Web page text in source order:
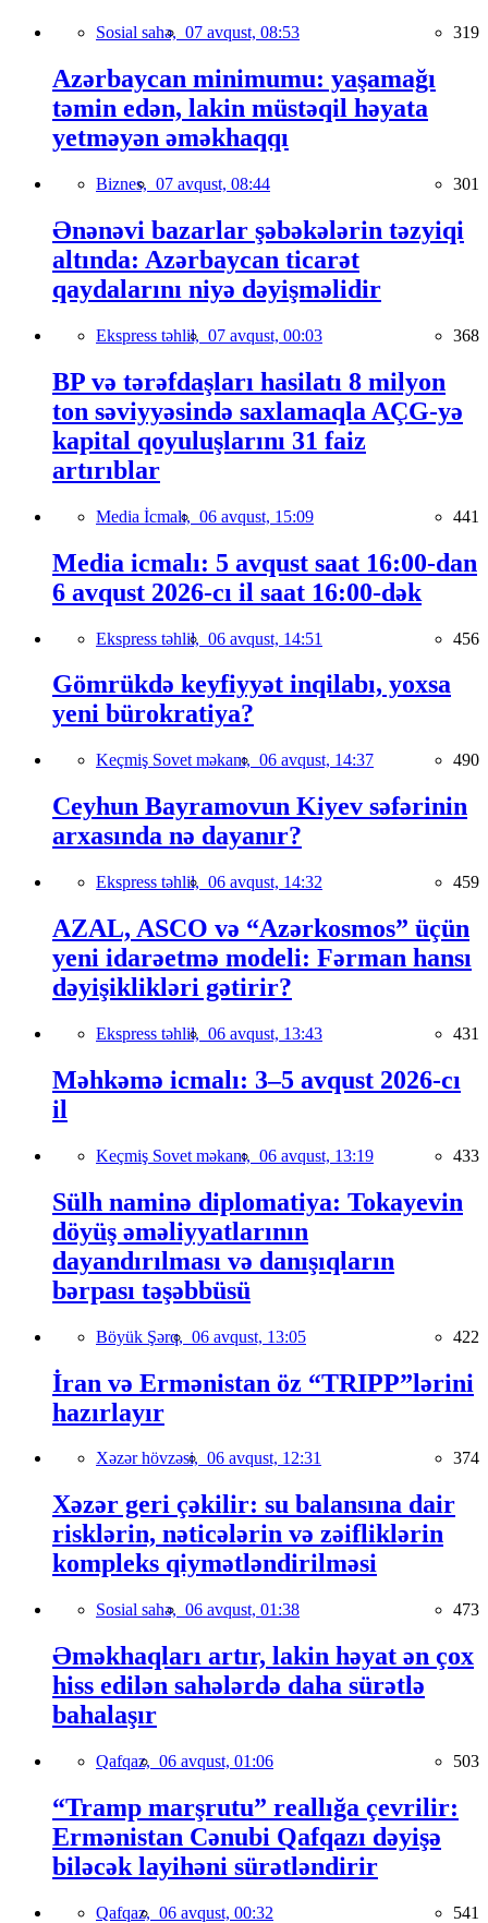
Sosial sahə, 07 avqust, 08:53 319
Azərbaycan minimumu: yaşamağı
təmin edən, lakin müstəqil həyata
yetməyən əməkhaqqı
Biznes, 07 avqust, 08:44 301
Ənənəvi bazarlar şəbəkələrin təzyiqi
altında: Azərbaycan ticarət
qaydalarını niyə dəyişməlidir
Ekspress təhlil, 07 avqust, 00:03 368
BP və tərəfdaşları hasilatı 8 milyon
ton səviyyəsində saxlamaqla AÇG-yə
kapital qoyuluşlarını 31 faiz
artırıblar
Media İcmalı, 06 avqust, 15:09 441
Media icmalı: 5 avqust saat 16:00-dan
6 avqust 2026-cı il saat 16:00-dək
Ekspress təhlil, 06 avqust, 14:51 456
Gömrükdə keyfiyyət inqilabı, yoxsa
yeni bürokratiya?
Keçmiş Sovet məkanı, 06 avqust, 14:37 490
Ceyhun Bayramovun Kiyev səfərinin
arxasında nə dayanır?
Ekspress təhlil, 06 avqust, 14:32 459
AZAL, ASCO və “Azərkosmos” üçün
yeni idarəetmə modeli: Fərman hansı
dəyişiklikləri gətirir?
Ekspress təhlil, 06 avqust, 13:43 431
Məhkəmə icmalı: 3–5 avqust 2026-cı
il
Keçmiş Sovet məkanı, 06 avqust, 13:19 433
Sülh naminə diplomatiya: Tokayevin
döyüş əməliyyatlarının
dayandırılması və danışıqların
bərpası təşəbbüsü
Böyük Şərq, 06 avqust, 13:05 422
İran və Ermənistan öz “TRIPP”lərini
hazırlayır
Xəzər hövzəsi, 06 avqust, 12:31 374
Xəzər geri çəkilir: su balansına dair
risklərin, nəticələrin və zəifliklərin
kompleks qiymətləndirilməsi
Sosial sahə, 06 avqust, 01:38 473
Əməkhaqları artır, lakin həyat ən çox
hiss edilən sahələrdə daha sürətlə
bahalaşır
Qafqaz, 06 avqust, 01:06 503
“Tramp marşrutu” reallığa çevrilir:
Ermənistan Cənubi Qafqazı dəyişə
biləcək layihəni sürətləndirir
Qafqaz, 06 avqust, 00:32 541